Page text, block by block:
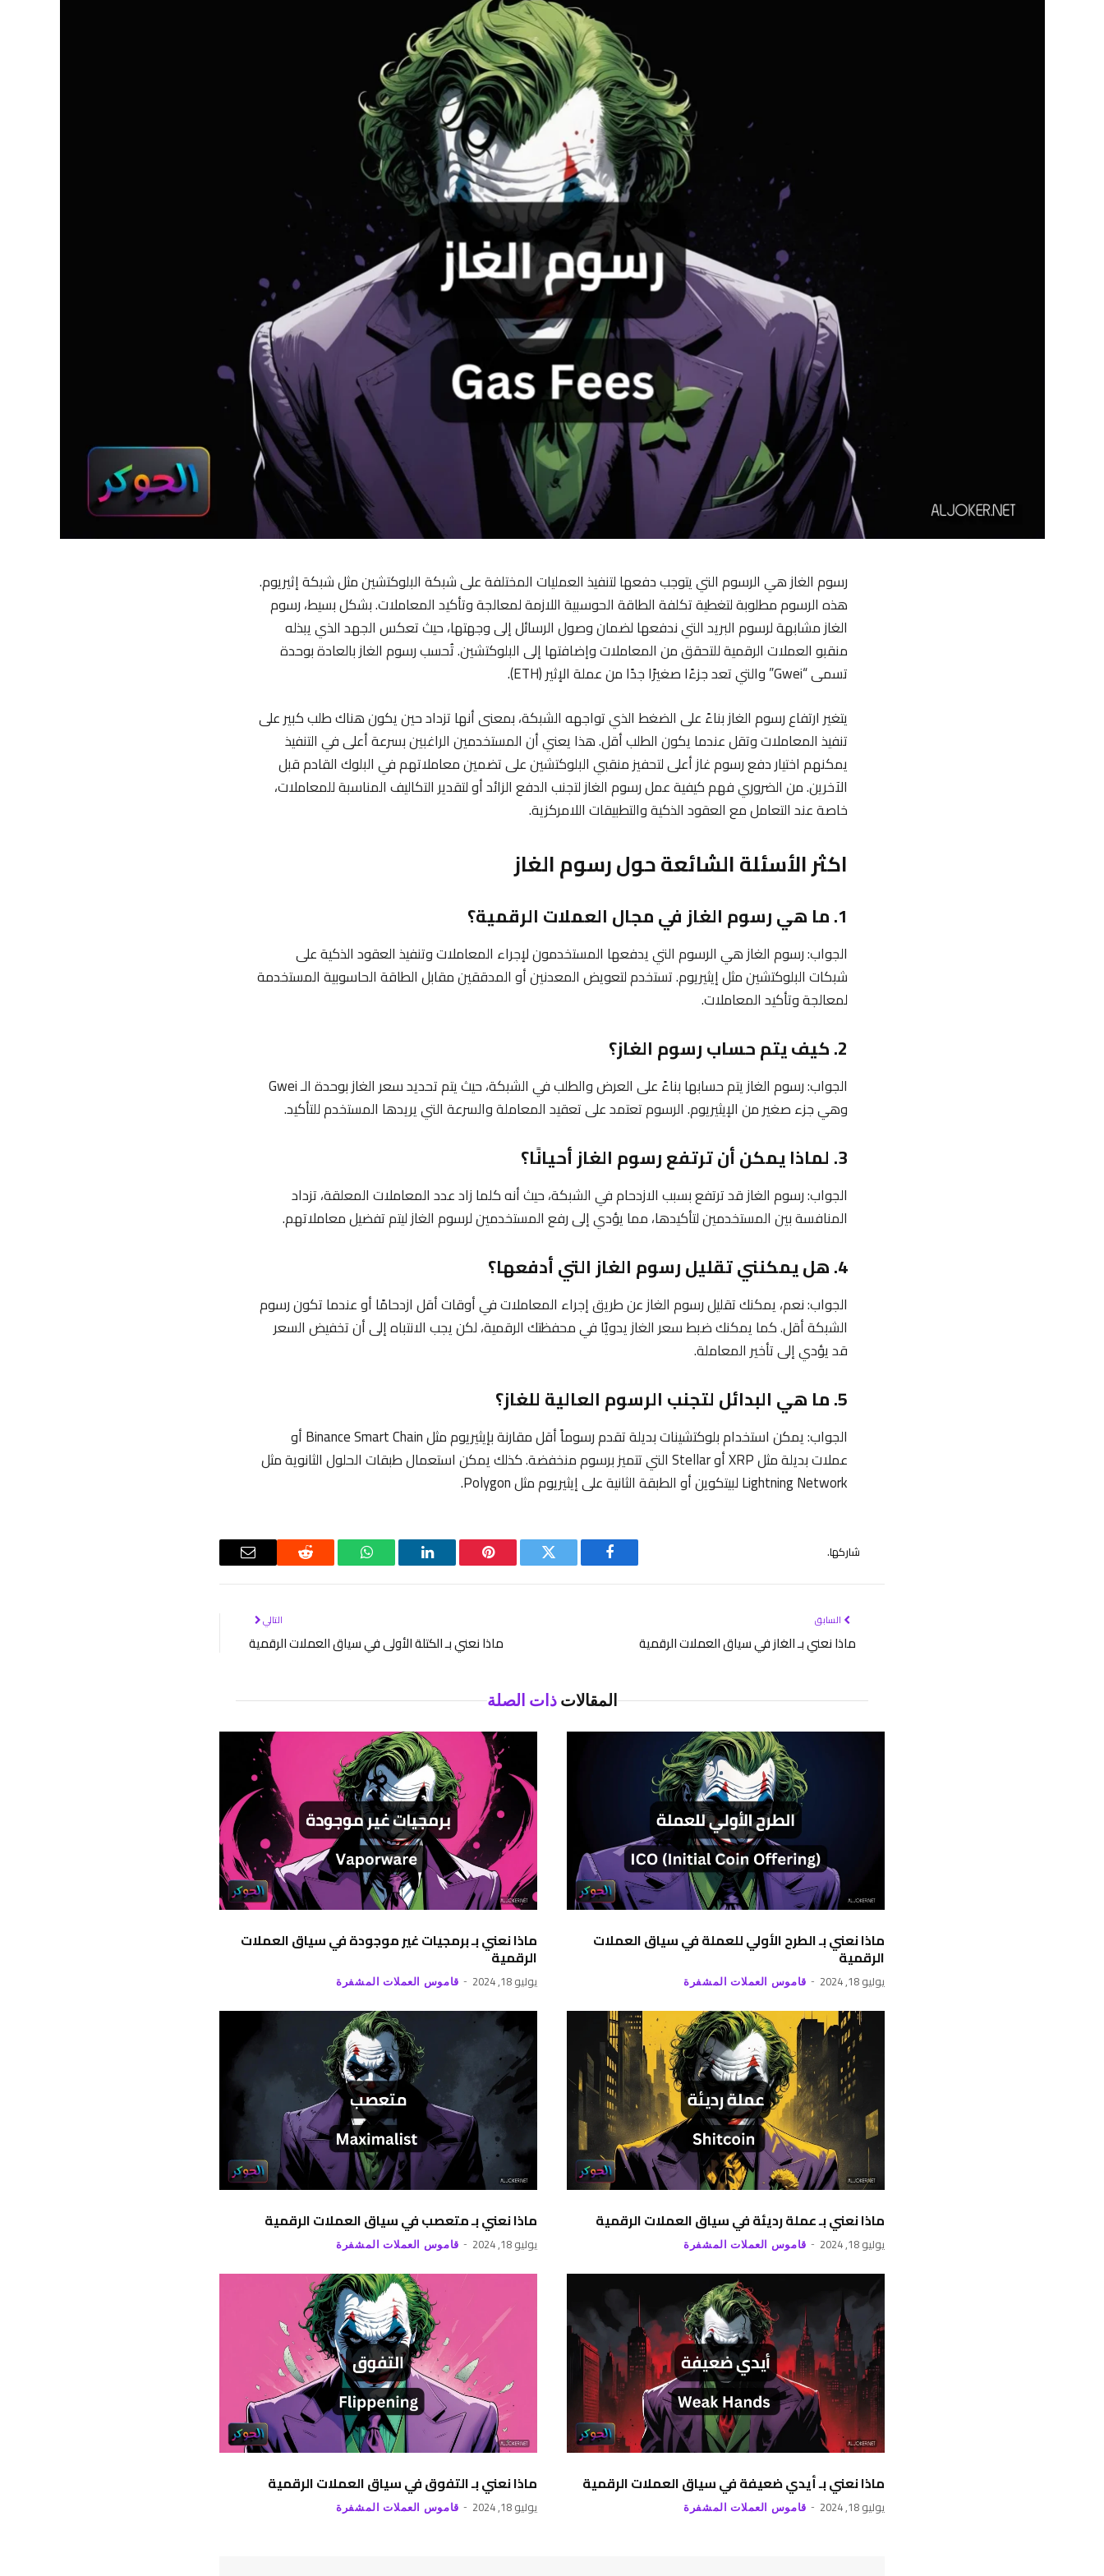
رسوم الغاز هي الرسوم التي يتوجب دفعها لتنفيذ العمليات المختلفة على شبكة البلوكتشين مثل شبكة إثيريوم.
هذه الرسوم مطلوبة لتغطية تكلفة الطاقة الحوسبية اللازمة لمعالجة وتأكيد المعاملات. بشكل بسيط، رسوم
الغاز مشابهة لرسوم البريد التي ندفعها لضمان وصول الرسائل إلى وجهتها، حيث تعكس الجهد الذي يبذله
منقبو العملات الرقمية للتحقق من المعاملات وإضافتها إلى البلوكتشين. تُحسب رسوم الغاز بالعادة بوحدة
تسمى “Gwei” والتي تعد جزءًا صغيرًا جدًا من عملة الإثير (ETH).
يتغير ارتفاع رسوم الغاز بناءً على الضغط الذي تواجهه الشبكة، بمعنى أنها تزداد حين يكون هناك طلب كبير على
تنفيذ المعاملات وتقل عندما يكون الطلب أقل. هذا يعني أن المستخدمين الراغبين بسرعة أعلى في التنفيذ
يمكنهم اختيار دفع رسوم غاز أعلى لتحفيز منقبي البلوكتشين على تضمين معاملاتهم في البلوك القادم قبل
الآخرين. من الضروري فهم كيفية عمل رسوم الغاز لتجنب الدفع الزائد أو لتقدير التكاليف المناسبة للمعاملات،
خاصة عند التعامل مع العقود الذكية والتطبيقات اللامركزية.
اكثر الأسئلة الشائعة حول رسوم الغاز
1. ما هي رسوم الغاز في مجال العملات الرقمية؟
الجواب: رسوم الغاز هي الرسوم التي يدفعها المستخدمون لإجراء المعاملات وتنفيذ العقود الذكية على
شبكات البلوكتشين مثل إيثيريوم. تستخدم لتعويض المعدنين أو المدققين مقابل الطاقة الحاسوبية المستخدمة
لمعالجة وتأكيد المعاملات.
2. كيف يتم حساب رسوم الغاز؟
الجواب: رسوم الغاز يتم حسابها بناءً على العرض والطلب في الشبكة، حيث يتم تحديد سعر الغاز بوحدة الـ Gwei
وهي جزء صغير من الإيثيريوم. الرسوم تعتمد على تعقيد المعاملة والسرعة التي يريدها المستخدم للتأكيد.
3. لماذا يمكن أن ترتفع رسوم الغاز أحيانًا؟
الجواب: رسوم الغاز قد ترتفع بسبب الازدحام في الشبكة، حيث أنه كلما زاد عدد المعاملات المعلقة، تزداد
المنافسة بين المستخدمين لتأكيدها، مما يؤدي إلى رفع المستخدمين لرسوم الغاز ليتم تفضيل معاملاتهم.
4. هل يمكنني تقليل رسوم الغاز التي أدفعها؟
الجواب: نعم، يمكنك تقليل رسوم الغاز عن طريق إجراء المعاملات في أوقات أقل ازدحامًا أو عندما تكون رسوم
الشبكة أقل. كما يمكنك ضبط سعر الغاز يدويًا في محفظتك الرقمية، لكن يجب الانتباه إلى أن تخفيض السعر
قد يؤدي إلى تأخير المعاملة.
5. ما هي البدائل لتجنب الرسوم العالية للغاز؟
الجواب: يمكن استخدام بلوكتشينات بديلة تقدم رسوماً أقل مقارنة بإيثيريوم مثل Binance Smart Chain أو
عملات بديلة مثل XRP أو Stellar التي تتميز برسوم منخفضة. كذلك يمكن استعمال طبقات الحلول الثانوية مثل
Lightning Network لبيتكوين أو الطبقة الثانية على إيثيريوم مثل Polygon.
شاركها.
فيسبوك تويتر بينتيريستلينكدإن واتساب رديت
البريد
السابق
ماذا نعني بـ الغاز في سياق العملات الرقمية
التالي
ماذا نعني بـ الكتلة الأولى في سياق العملات الرقمية
المقالاتذات الصلة
ماذا نعني بـ الطرح الأولي للعملة في سياق العملات
الرقمية
يوليو 18, 2024 قاموس العملات المشفرة
ماذا نعني بـ برمجيات غير موجودة في سياق العملات
الرقمية
يوليو 18, 2024 قاموس العملات المشفرة
ماذا نعني بـ عملة رديئة في سياق العملات الرقمية
يوليو 18, 2024 قاموس العملات المشفرة
ماذا نعني بـ متعصب في سياق العملات الرقمية
يوليو 18, 2024 قاموس العملات المشفرة
ماذا نعني بـ أيدي ضعيفة في سياق العملات الرقمية
يوليو 18, 2024 قاموس العملات المشفرة
ماذا نعني بـ التفوق في سياق العملات الرقمية
يوليو 18, 2024 قاموس العملات المشفرة